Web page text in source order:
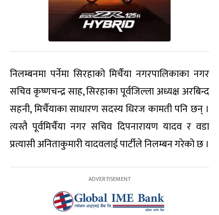
निलम्बनमा पर्नेमा सिरहाको मिर्चैया नगरपालिकाका नगर
सचिव कृष्णचन्द्र साह, सिरहाका पूर्वजिल्ला अध्यक्ष अरबिन्द
सहनी, मिर्चैयाका साधारण सदस्य धिरज कामती पनि छन् ।
त्यस्तै पूर्वमिर्चैया नगर सचिव दिपनारायण यादव र वडा
प्रत्यासी अनिताकुमारी यादवलाई पार्टीले निलम्बन गरेको छ ।